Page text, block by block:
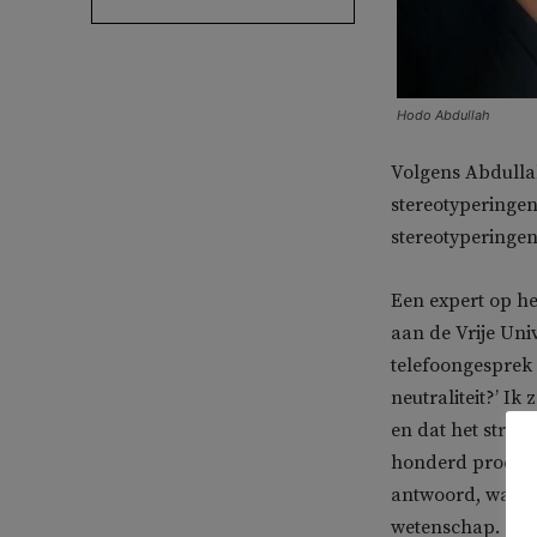
Hodo Abdullah
Volgens
Een expert op
aan de Vrije
telefoongesprek
neutraliteit?’ Ik
en dat het
honderd
antwoord, want
wetenschap.